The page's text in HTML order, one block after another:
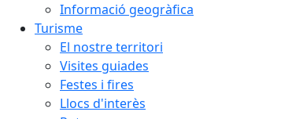
Informació geogràfica
Turisme
El nostre territori
Visites guiades
Festes i fires
Llocs d'interès